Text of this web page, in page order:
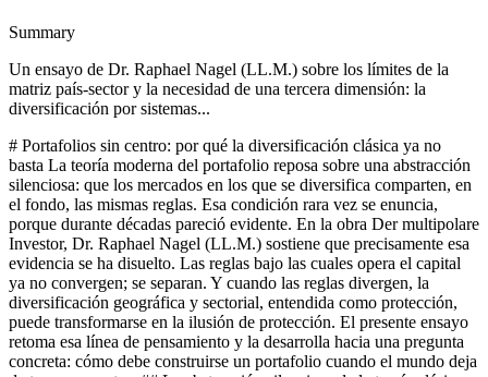
Summary
Un ensayo de Dr. Raphael Nagel (LL.M.) sobre los límites de la
matriz país-sector y la necesidad de una tercera dimensión: la
diversificación por sistemas...
# Portafolios sin centro: por qué la diversificación clásica ya no basta La teoría moderna del portafolio reposa sobre una abstracción silenciosa: que los mercados en los que se diversifica comparten, en el fondo, las mismas reglas. Esa condición rara vez se enuncia, porque durante décadas pareció evidente. En la obra Der multipolare Investor, Dr. Raphael Nagel (LL.M.) sostiene que precisamente esa evidencia se ha disuelto. Las reglas bajo las cuales opera el capital ya no convergen; se separan. Y cuando las reglas divergen, la diversificación geográfica y sectorial, entendida como protección, puede transformarse en la ilusión de protección. El presente ensayo retoma esa línea de pensamiento y la desarrolla hacia una pregunta concreta: cómo debe construirse un portafolio cuando el mundo deja de tener un centro. ## La abstracción silenciosa de la teoría clásica Durante sesenta años, la industria de la inversión ha organizado sus decisiones en torno a una matriz de dos ejes: países y sectores. Cada activo recibía una coordenada, cada coordenada una prima de riesgo, cada prima de riesgo una expectativa de retorno. El modelo funcionaba porque, por debajo, operaba una presunción de homogeneidad. Los derechos de propiedad, los estándares contables, el acceso a la información, la libertad de movimiento de capitales y la previsibilidad jurídica se comportaban como constantes en la mayor parte del mundo desarrollado, y como variables en vías de convergencia en el resto. Esa presunción tenía un atractivo práctico. Permitía tratar la política como ruido, la cultura como folclore y la regulación como fricción menor. El inversor podía concentrarse en múltiplos, flujos de caja y correlaciones. La diversificación, así entendida, era una operación técnica: combinar volatilidades distintas para reducir la volatilidad agregada. Pero el supuesto de homogeneidad de reglas era la condición que convertía esa operación técnica en verdadera diversificación de riesgo. Cuando las reglas dejan de converger, la matriz clásica pierde parte de su poder explicativo. No queda invalidada; queda incompleta. Dos activos que comparten sector y región pueden operar bajo marcos institucionales muy distintos, y por tanto responder de forma diferente al mismo choque político. La diversificación aparente se revela entonces como concentración sistémica disfrazada de distribución geográfica. ## Por qué la matriz país-sector ya no alcanza Considérese un portafolio distribuido en proporciones razonables entre Estados Unidos, Europa, China y mercados emergentes seleccionados. En el papel, se trata de una asignación global equilibrada. En el plano de las reglas, se trata de cuatro segmentos que operan bajo arquitecturas institucionales que ya no se parecen entre sí: derechos de propiedad con grados distintos de exigibilidad, regímenes contables con transparencia desigual, controles de capital con niveles diferentes de permeabilidad, y exposiciones asimétricas a regímenes de sanciones cuya lógica escapa al inversor individual. La diversificación sectorial presenta un problema análogo. Durante mucho tiempo se supuso que los sectores responden a dinámicas globales de oferta y demanda, y que por tanto se comportan de manera similar a través de fronteras. En buena parte de la economía contemporánea esa suposición ya no es válida. Los semiconductores no son un sector global: son un campo de competencia estratégica entre Estados. La energía no es un mercado libre de materias primas: es una arquitectura de alianzas, sanciones y cadenas de suministro vigiladas. Las telecomunicaciones no son un terreno técnico neutro: son una cuestión de soberanía. La consecuencia es metodológica. La matriz país-sector describe dónde está un activo, pero no bajo qué régimen opera. Y en un mundo en el que los regímenes divergen, el dónde sin el bajo qué conduce a lecturas equivocadas del riesgo real. El inversor cree estar diversificado mientras concentra exposición a una misma lógica de poder, o bien cree estar concentrado mientras, por el contrario, opera dentro de un marco institucional robusto que le otorga resiliencia estructural. ## La tercera dimensión: diversificación por sistemas de reglas La propuesta que Dr. Raphael Nagel (LL.M.) desarrolla en Der multipolare Investor consiste en añadir una tercera dimensión a la matriz clásica: la dimensión de los sistemas de reglas. Esta dimensión no pregunta en qué país reside un activo ni a qué sector pertenece, sino bajo qué marco regulatorio, jurídico y político opera efectivamente. Dos compañías del mismo sector en el mismo país pueden estar sujetas a regímenes distintos si sus cadenas de valor, sus accionistas o sus mercados finales cruzan fronteras sistémicas. Esta tercera dimensión exige un conjunto de preguntas que la asignación convencional no contempla de forma explícita. Qué proporción del portafolio opera bajo contabilidad transparente y derecho de propiedad exigible. Qué proporción está sujeta a riesgos de sanción que escapan a la decisión del inversor. Qué proporción depende de actores políticos cuya racionalidad no es de mercado. Qué proporción reside en espacios monetarios cuya orientación estratégica es compatible con los pasivos del inversor y cuál opera en bloques potencialmente adversos. La respuesta a estas preguntas rara vez produce una cifra cerrada. Produce un mapa. Y ese mapa, superpuesto al de países y sectores, permite ver concentraciones sistémicas que el análisis convencional esconde. Es una forma de diversificación sistemas reglas que no reemplaza la diversificación clásica, sino que la completa. El portafolio deja de medirse solo por retornos esperados y volatilidades, y empieza a medirse también por derechos esperados y por fiabilidad institucional. ## Taiwán y Arizona: el mismo chip, dos regímenes distintos El ejemplo que mejor ilustra esta tercera dimensión es el de la fabricación de semiconductores. Una compañía que produce en Taiwán aparece, en la matriz convencional, como una posición en un mercado asiático avanzado dentro del sector tecnológico. Esa clasificación es correcta, pero radicalmente insuficiente. Operativamente, la misma compañía está inscrita en un sistema estratégico que la sitúa entre la arquitectura de seguridad estadounidense y la reivindicación de soberanía china. Su valoración depende de decisiones que no se toman en su sala de consejo. Si la misma compañía traslada parte de su fabricación a Arizona, la matriz país-sector registra una mera reubicación. Pero en el plano de los sistemas de reglas, la operación es de otra naturaleza. Cambia el régimen jurídico aplicable, cambia la base de coste de capital, cambia la exposición a programas de subsidio industrial, cambia la relación con regímenes de control de exportaciones, y cambia la posición geopolítica del activo. La compañía no ha cambiado de negocio; ha cambiado de marco institucional. El inversor que solo observa país y sector no percibe esta transformación. El inversor que observa sistemas de reglas la percibe como el dato fundamental. Este ejemplo no es una curiosidad técnica. Describe el tipo de desplazamientos que atraviesan hoy industrias enteras: farmacéuticas, energéticas, de defensa, de infraestructura crítica. Cada una de ellas obliga al inversor a preguntar no solo dónde se produce el valor, sino bajo qué sistema de derechos ese valor puede efectivamente ser reclamado, movido, liquidado o protegido. ## Nuevos criterios de cartera: derechos, sanciones, contabilidad, capital, propiedad Una vez aceptada la tercera dimensión, surgen cinco criterios que Dr. Raphael Nagel (LL.M.) identifica como núcleo de la construcción de portafolios en un mundo sin centro. El primero es el de los derechos: hasta qué punto los derechos formales asociados a un activo son efectivamente exigibles ante tribunales independientes, en plazos razonables y con criterios previsibles. El segundo es el del riesgo de sanciones: en qué medida un activo puede quedar atrapado en medidas restrictivas decididas por autoridades ajenas al inversor, y con qué velocidad tales medidas pueden cambiar. El tercer criterio es el de la contabilidad y la información: si la información disponible sobre el activo se produce bajo estándares comparables, auditables y libres de interferencia política, o si está sometida a filtros que reducen su fiabilidad. El cuarto es el del movimiento de capitales: si los flujos de entrada y salida pueden ejecutarse sin obstáculos materiales, o si existen controles, cuotas, autorizaciones y umbrales que condicionan la liquidez efectiva del activo. El quinto es el de la protección de la propiedad: en qué medida el derecho a mantener, transferir y heredar el activo se encuentra insertado en un marco institucional que lo respeta más allá de los ciclos políticos. Aplicar estos criterios no significa desinvertir de todas las jurisdicciones que no alcanzan la máxima puntuación. Significa cobrar una prima explícita por los riesgos sistémicos asumidos y dimensionar las posiciones de acuerdo con esa prima. Significa también construir reservas de liquidez y posiciones de resiliencia que permitan soportar episodios de tensión sin reconfigurar el portafolio bajo presión. El inversor multipolar no evita el riesgo sistémico; lo contabiliza. ## Del mapa convencional al portafolio pensado desde el poder El cambio de perspectiva que esta lectura propone no es estético. Es operativo. La primera mirada a un portafolio deja de dirigirse a los pesos por país y por sector y empieza a dirigirse a los pesos por sistema de reglas. Solo después se desciende a la composición sectorial y geográfica. Esta inversión del orden de análisis produce, en la mayoría de los casos, imágenes incómodas: carteras consideradas globales resultan concentradas en una única lógica institucional, y carteras consideradas concentradas resultan robustas porque se apoyan en un marco jurídico coherente. Este es el sentido preciso en el que la diversificación clási